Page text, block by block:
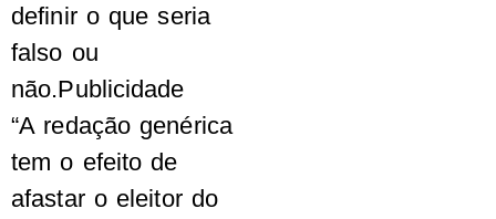
definir o que seria
falso ou
não.Publicidade
“A redação genérica
tem o efeito de
afastar o eleitor do